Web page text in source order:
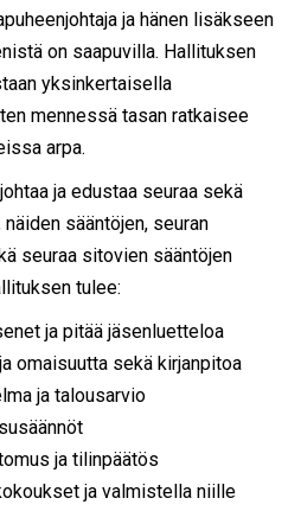
ja hänen lisäkseen
on saapuvilla. Hallituksen
yksinkertaisella
mennessä tasan ratkaisee
arpa.
ja edustaa seuraa sekä
sääntöjen, seuran
seuraa sitovien sääntöjen
tulee:
ja pitää jäsenluetteloa
omaisuutta sekä kirjanpitoa
ja talousarvio
ja tilinpäätös
ja valmistella niille